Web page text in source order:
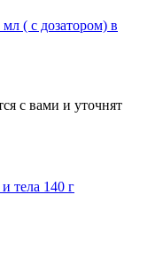
( с дозатором) в
с вами и уточнят